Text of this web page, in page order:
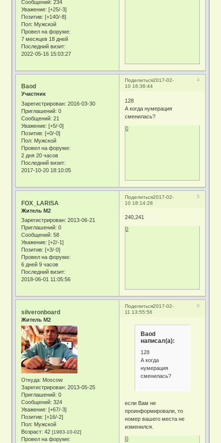
Сообщений: 234
Уважение: [+25/-3]
Позитив: [+140/-8]
Пол: Мужской
Провел на форуме:
7 месяцев 18 дней
Последний визит:
2022-05-16 15:03:27
Поделиться 4
2017-02-
10 16:36:44
Baod
Участник
Зарегистрирован: 2016-03-30
Приглашений: 0
Сообщений: 21
Уважение: [+5/-0]
Позитив: [+0/-0]
Пол: Мужской
Провел на форуме:
2 дня 20 часов
Последний визит:
2017-10-20 18:10:05
128
А когда нумерация
сменилась?
0
Поделиться 5
2017-02-
10 18:14:28
FOX_LARISA
Житель М2
Зарегистрирован: 2013-06-21
Приглашений: 0
Сообщений: 58
Уважение: [+2/-1]
Позитив: [+3/-0]
Провел на форуме:
6 дней 9 часов
Последний визит:
2018-06-01 11:05:56
240,241
0
Поделиться 6
2017-02-
11 13:55:56
silveronboard
Житель М2
Откуда: Moscow
Зарегистрирован: 2013-05-25
Приглашений: 0
Сообщений: 324
Уважение: [+67/-3]
Позитив: [+16/-2]
Пол: Мужской
Возраст: 42[1983-10-02]
Провел на форуме:
Baod
написал(а):
128
А когда
нумерация
сменилась?
если Вам не
проинформировали, то
номер вашего места не
изменился.
0